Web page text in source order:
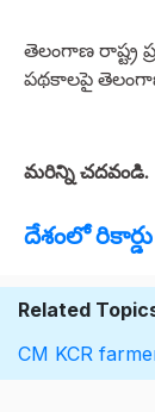
తెలంగాణ రాష్ట్ర
పథకాలపై
మరిన్ని చదవండి.
దేశంలో
Related
CM KCR